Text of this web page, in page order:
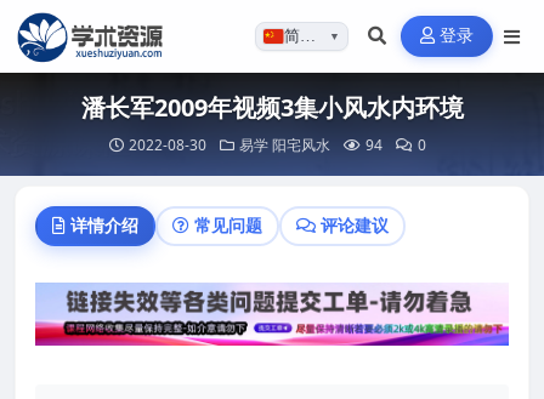
简体…▼ 登录
潘长军2009年视频3集小风水内环境
2022-08-30 易学 阳宅风水 94 0
详情介绍 常见问题 评论建议